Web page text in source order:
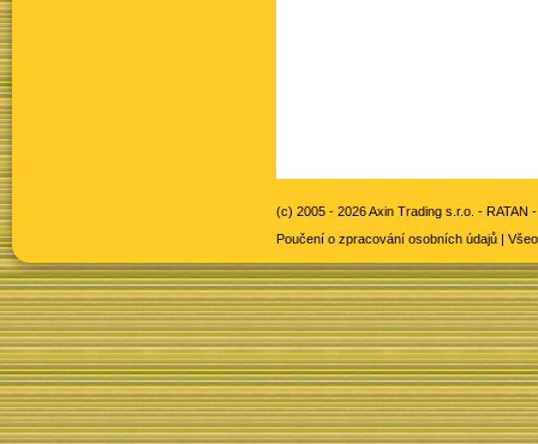
(c) 2005 - 2026 Axin Trading s.r.o. - RATAN
Poučení o zpracování osobních údajů |